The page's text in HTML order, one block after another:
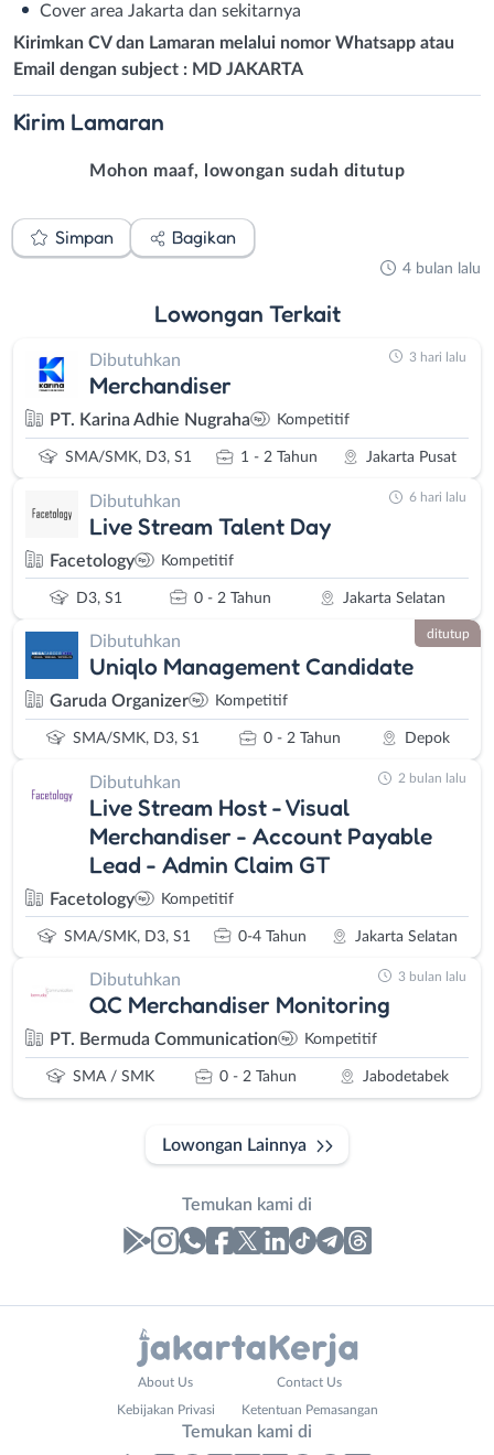
Cover area Jakarta dan sekitarnya
Kirimkan CV dan Lamaran melalui nomor Whatsapp atau
Email dengan subject : MD JAKARTA
Kirim Lamaran
Mohon maaf, lowongan sudah ditutup
Simpan Bagikan
4 bulan lalu
Lowongan Terkait
Dibutuhkan
Merchandiser
PT. Karina Adhie Nugraha Kompetitif
SMA/SMK, D3, S1 1 - 2 Tahun Jakarta Pusat
3 hari lalu
Dibutuhkan
Live Stream Talent Day
Facetology Kompetitif
D3, S1 0 - 2 Tahun Jakarta Selatan
6 hari lalu
Dibutuhkan
Uniqlo Management Candidate
Garuda Organizer Kompetitif
SMA/SMK, D3, S1 0 - 2 Tahun Depok
ditutup
Dibutuhkan
Live Stream Host - Visual
Merchandiser - Account Payable
Lead - Admin Claim GT
Facetology Kompetitif
SMA/SMK, D3, S1 0-4 Tahun Jakarta Selatan
2 bulan lalu
Dibutuhkan
QC Merchandiser Monitoring
PT. Bermuda Communication Kompetitif
SMA / SMK 0 - 2 Tahun Jabodetabek
3 bulan lalu
Lowongan Lainnya
Temukan kami di
About Us Contact Us
Kebijakan Privasi Ketentuan Pemasangan
Temukan kami di